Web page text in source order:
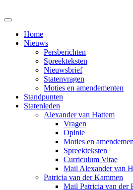
Home
Nieuws
Persberichten
Spreekteksten
Nieuwsbrief
Statenvragen
Moties en amendementen
Standpunten
Statenleden
Alexander van Hattem
Vragen
Opinie
Moties en
Spreekteksten
Curriculum Vitae
Mail Alexander van
Patricia van der Kammen
Mail Patricia van der